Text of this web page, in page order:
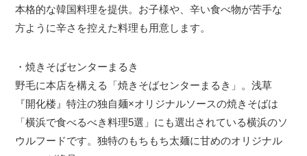
本格的な韓国料理を提供。お子様や、辛い食べ物が苦手な
方ように辛さを控えた料理も用意します。
・焼きそばセンターまるき
野毛に本店を構える「焼きそばセンターまるき」。浅草
『開化楼』特注の独自麺×オリジナルソースの焼きそばは
「横浜で食べるべき料理5選」にも選出されている横浜のソ
ウルフードです。独特のもちもち太麺に甘めのオリジナル